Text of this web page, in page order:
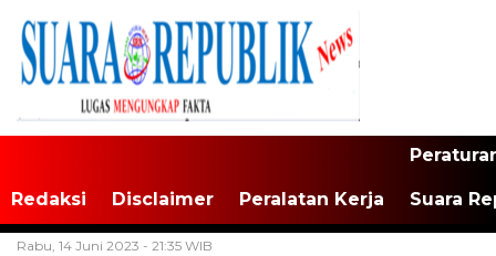
Redaksi Disclaimer Peralatan Kerja Suara
Rabu, 14 Juni 2023 - 21:35 WIB